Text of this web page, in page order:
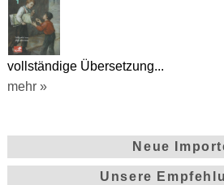
vollständige Übersetzung...
mehr »
Neue
Unsere